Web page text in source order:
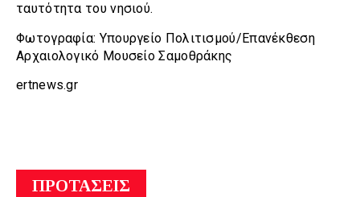
ταυτότητα του νησιού.
Φωτογραφία: Υπουργείο Πολιτισμού/Επανέκθεση
Αρχαιολογικό Μουσείο Σαμοθράκης
ertnews.gr
ΠΡΟΤΑΣΕΙΣ